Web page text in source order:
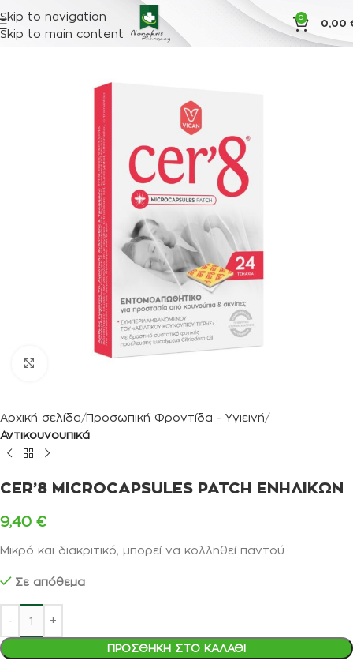
Skip to navigation
Skip to main content
0
0,00
Αρχική σελίδα Προσωπική Φροντίδα - Υγιεινή
Αντικουνουπικά
CER’8 MICROCAPSULES PATCH ΕΝΗΛΙΚΩΝ
9,40 €
Μικρό και διακριτικό, μπορεί να κολληθεί παντού.
Σε απόθεμα
ΠΡΟΣΘΉΚΗ ΣΤΟ ΚΑΛΆΘΙ